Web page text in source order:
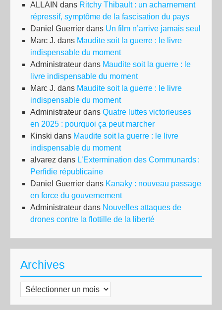
ALLAIN dans Ritchy Thibault : un acharnement
répressif, symptôme de la fascisation du pays
Daniel Guerrier dans Un film n’arrive jamais seul
Marc J. dans Maudite soit la guerre : le livre
indispensable du moment
Administrateur dans Maudite soit la guerre : le
livre indispensable du moment
Marc J. dans Maudite soit la guerre : le livre
indispensable du moment
Administrateur dans Quatre luttes victorieuses
en 2025 : pourquoi ça peut marcher
Kinski dans Maudite soit la guerre : le livre
indispensable du moment
alvarez dans L’Extermination des Communards :
Perfidie républicaine
Daniel Guerrier dans Kanaky : nouveau passage
en force du gouvernement
Administrateur dans Nouvelles attaques de
drones contre la flottille de la liberté
Archives
Archives